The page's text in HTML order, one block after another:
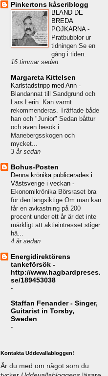
Pinkertons kåseriblogg
BLAND DE
BREDA
POJKARNA -
Pratbubblor ur
tidningen Se en
gång i tiden.
16 timmar sedan
Margareta Kittelsen
Karlstadstripp med Ann -
Blandannat till Sandgrund och
Lars Lerin. Kan varmt
rekommenderas. Träffade både
han och "Junior" Sedan båttur
och även besök i
Mariebergsskogen och
mycket...
3 år sedan
Bohus-Posten
Denna krönika publicerades i
Västsverige i veckan -
Ekonomikrönika Börsraset bra
för den långsiktige Om man kan
får en avkastning på 200
procent under ett år är det inte
märkligt att aktieintresset stiger
hä...
4 år sedan
Energidirektörens
tankeförsök -
http://www.hagbardpreses.
se/189453038
-
Staffan Fenander - Singer,
Guitarist in Torsby,
Sweden
-
Kontakta Uddevallabloggen!
Är du med om något som du